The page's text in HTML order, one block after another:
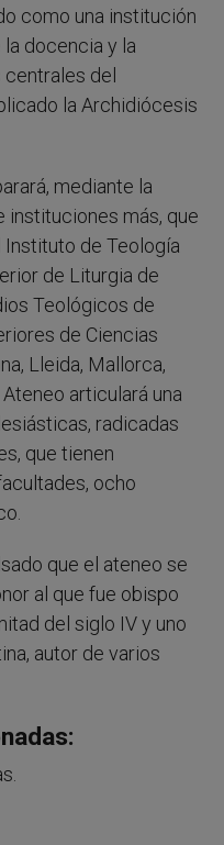
como una institución
docencia y la
del
la Archidiócesis
mediante la
instituciones más, que
de Teología
de Liturgia de
Teológicos de
de Ciencias
Lleida, Mallorca,
articulará una
radicadas
que tienen
ocho
que el ateneo se
al que fue obispo
del siglo IV y uno
autor de varios